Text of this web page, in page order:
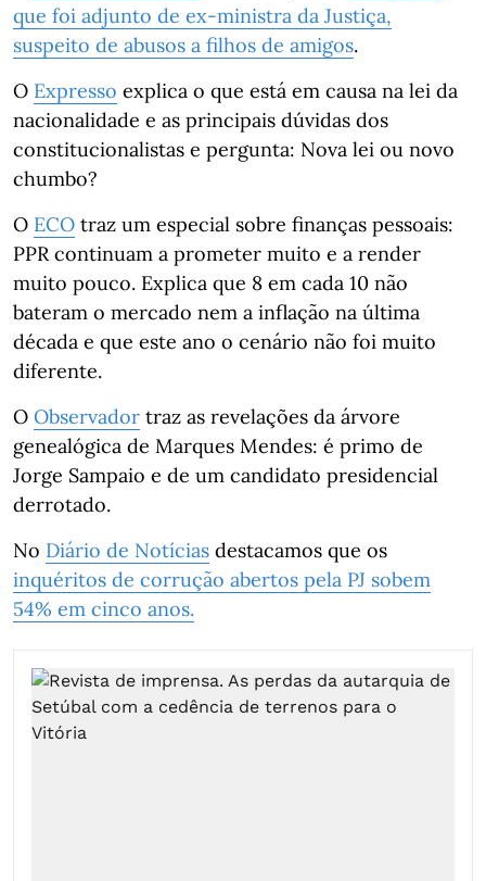
que foi adjunto de ex-ministra da Justiça,
suspeito de abusos a filhos de amigos.
O Expresso explica o que está em causa na lei da
nacionalidade e as principais dúvidas dos
constitucionalistas e pergunta: Nova lei ou novo
chumbo?
O ECO traz um especial sobre finanças pessoais:
PPR continuam a prometer muito e a render
muito pouco. Explica que 8 em cada 10 não
bateram o mercado nem a inflação na última
década e que este ano o cenário não foi muito
diferente.
O Observador traz as revelações da árvore
genealógica de Marques Mendes: é primo de
Jorge Sampaio e de um candidato presidencial
derrotado.
No Diário de Notícias destacamos que os
inquéritos de corrução abertos pela PJ sobem
54% em cinco anos.